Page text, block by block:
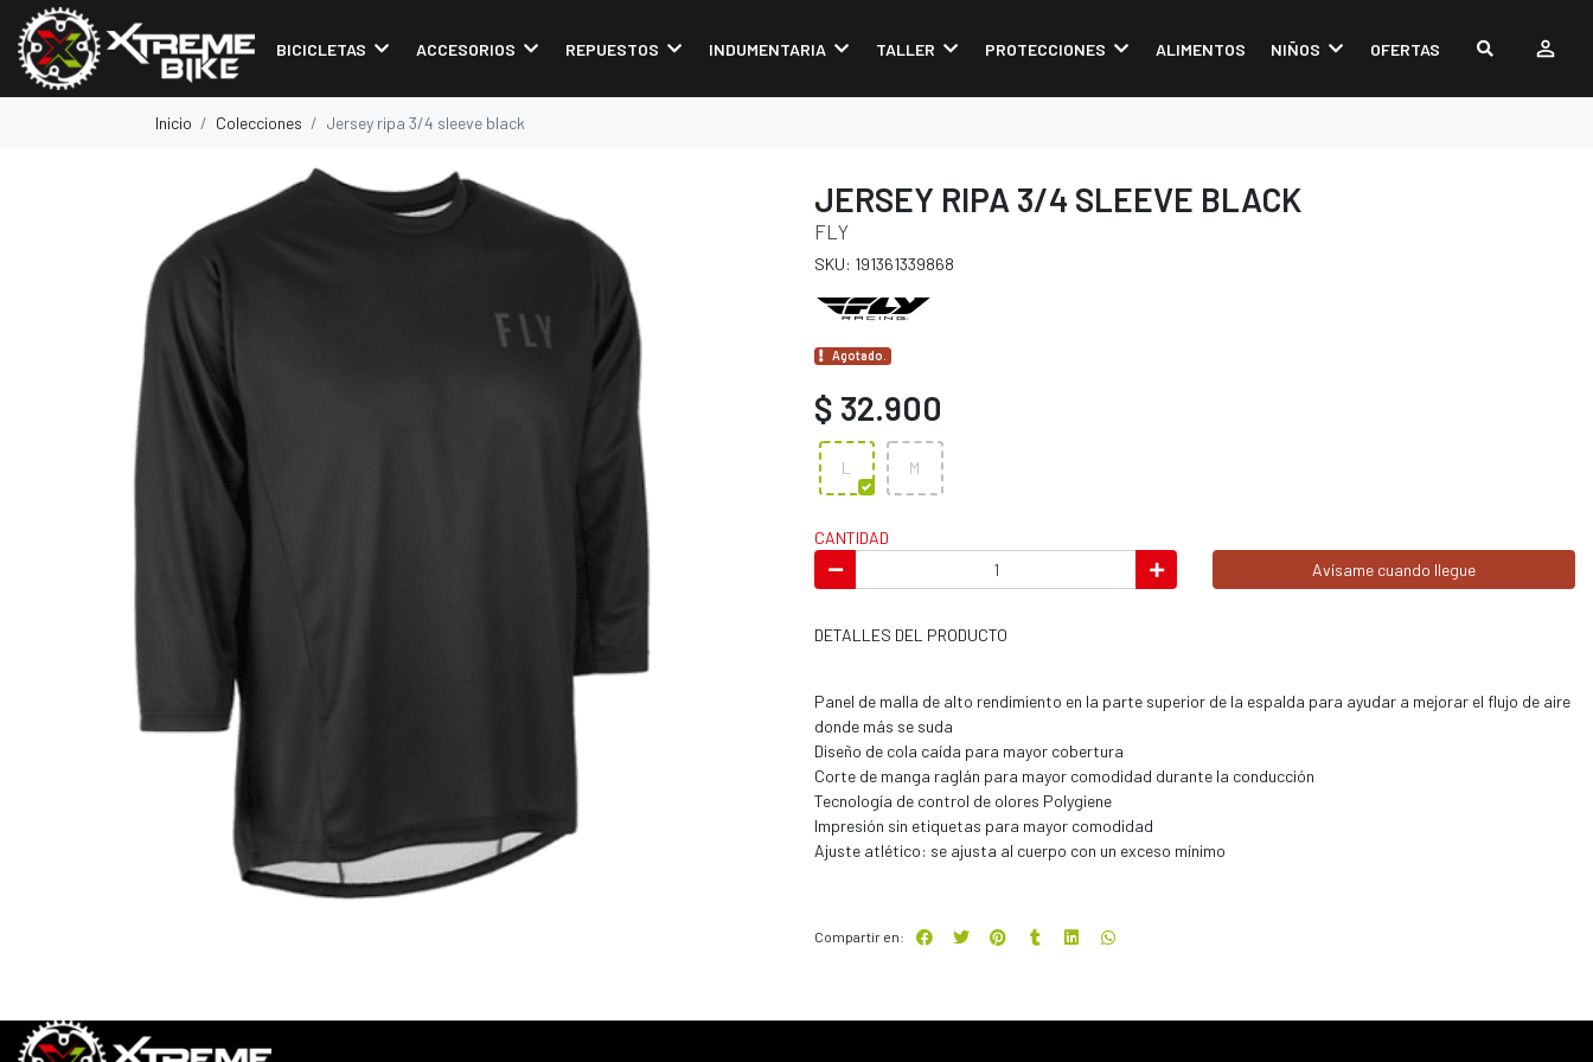
BICICLETAS ACCESORIOS REPUESTOS INDUMENTARIA TALLER PROTECCIONES ALIMENTOS NIÑOS OFERTAS
Inicio Colecciones Jersey ripa 3/4 sleeve black
JERSEY RIPA 3/4 SLEEVE BLACK
FLY
SKU: 191361339868
Agotado.
$ 32.900
L M
CANTIDAD
Avísame cuando llegue
DETALLES DEL PRODUCTO
Panel de malla de alto rendimiento en la parte superior de la espalda para ayudar a mejorar el flujo de aire
donde más se suda
Diseño de cola caída para mayor cobertura
Corte de manga raglán para mayor comodidad durante la conducción
Tecnología de control de olores Polygiene
Impresión sin etiquetas para mayor comodidad
Ajuste atlético: se ajusta al cuerpo con un exceso mínimo
Compartir en: